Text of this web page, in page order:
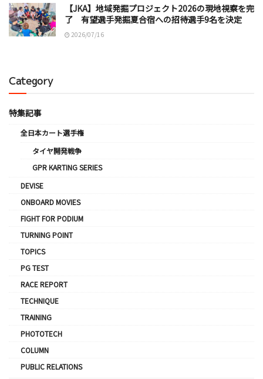
【JKA】地域発掘プロジェクト2026の現地視察を完
了 有望選手発掘夏合宿への招待選手9名を決定
2026/07/16
Category
特集記事
全日本カート選手権
タイヤ開発戦争
GPR KARTING SERIES
DEVISE
ONBOARD MOVIES
FIGHT FOR PODIUM
TURNING POINT
TOPICS
PG TEST
RACE REPORT
TECHNIQUE
TRAINING
PHOTOTECH
COLUMN
PUBLIC RELATIONS